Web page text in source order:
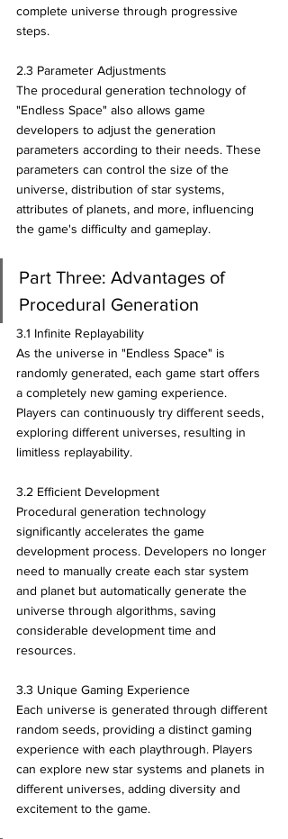
complete universe through progressive
steps.
2.3 Parameter Adjustments
The procedural generation technology of
"Endless Space" also allows game
developers to adjust the generation
parameters according to their needs. These
parameters can control the size of the
universe, distribution of star systems,
attributes of planets, and more, influencing
the game's difficulty and gameplay.
Part Three: Advantages of
Procedural Generation
3.1 Infinite Replayability
As the universe in "Endless Space" is
randomly generated, each game start offers
a completely new gaming experience.
Players can continuously try different seeds,
exploring different universes, resulting in
limitless replayability.
3.2 Efficient Development
Procedural generation technology
significantly accelerates the game
development process. Developers no longer
need to manually create each star system
and planet but automatically generate the
universe through algorithms, saving
considerable development time and
resources.
3.3 Unique Gaming Experience
Each universe is generated through different
random seeds, providing a distinct gaming
experience with each playthrough. Players
can explore new star systems and planets in
different universes, adding diversity and
excitement to the game.